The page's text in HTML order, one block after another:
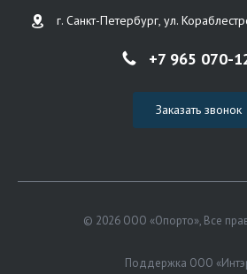
г. Санкт-Петербург, ул.
+7 965 070-
Заказать звонок
© 2026 ООО «Опорто», Все
Поддержка ООО